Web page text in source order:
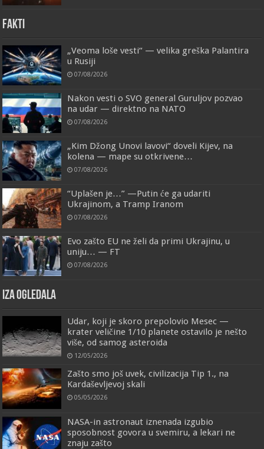
FAKTI
„Veoma loše vesti“ — velika greška Palantira
u Rusiji
07/08/2026
Nakon vesti o SVO general Guruljov pozvao
na udar — direktno na NATO
07/08/2026
„Kim Džong Unovi lavovi“ doveli Kijev, na
kolena — mape su otkrivene…
07/08/2026
“Uplašen je…” —Putin će ga udariti
Ukrajinom, a Tramp Iranom
07/08/2026
Evo zašto EU ne želi da primi Ukrajinu, u
uniju… — FT
07/08/2026
IZA OGLEDALA
Udar, koji je skoro prepolovio Mesec —
krater veličine 1/10 planete ostavilo je nešto
više, od samog asteroida
12/05/2026
Zašto smo još uvek, civilizacija Tip 1., na
Kardaševljevoj skali
05/05/2026
NASA-in astronaut iznenada izgubio
sposobnost govora u svemiru, a lekari ne
znaju zašto